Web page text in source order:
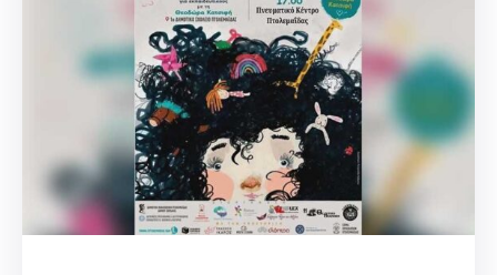
Αποφάσεις
Τηλέφωνα